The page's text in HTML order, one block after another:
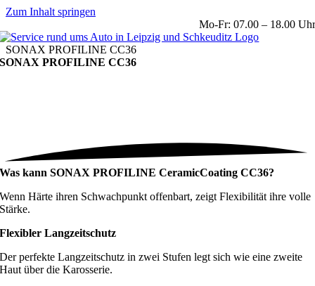
Zum Inhalt springen
Mo-Fr: 07.00 – 18.00 Uhr
SONAX PROFILINE CC36
SONAX PROFILINE CC36
Was kann SONAX PROFILINE CeramicCoating CC36?
Wenn Härte ihren Schwachpunkt offenbart, zeigt Flexibilität ihre volle
Stärke.
Flexibler Langzeitschutz
Der perfekte Langzeitschutz in zwei Stufen legt sich wie eine zweite
Haut über die Karosserie.